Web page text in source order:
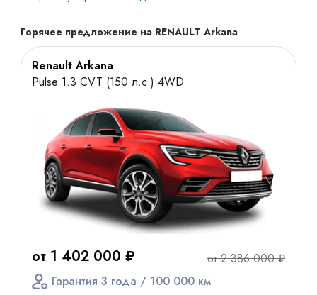
Горячее предложение на RENAULT Arkana
Renault Arkana
Pulse 1.3 CVT (150 л.с.) 4WD
от 1 402 000 ₽
от 2 386 000 ₽
Гарантия 3 года / 100 000 км